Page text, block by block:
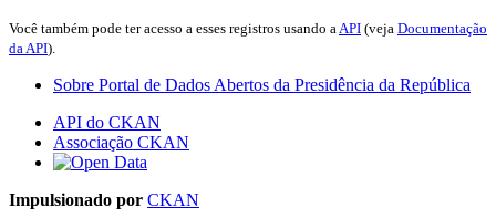
Você também pode ter acesso a esses registros usando a API (veja Documentação
da API).
Sobre Portal de Dados Abertos da Presidência da República
API do CKAN
Associação CKAN
Impulsionado por CKAN